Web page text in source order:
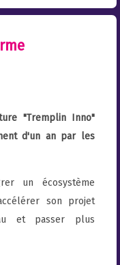
"Tremplin Inno"
d'un an par les
un écosystème
son projet
et passer plus